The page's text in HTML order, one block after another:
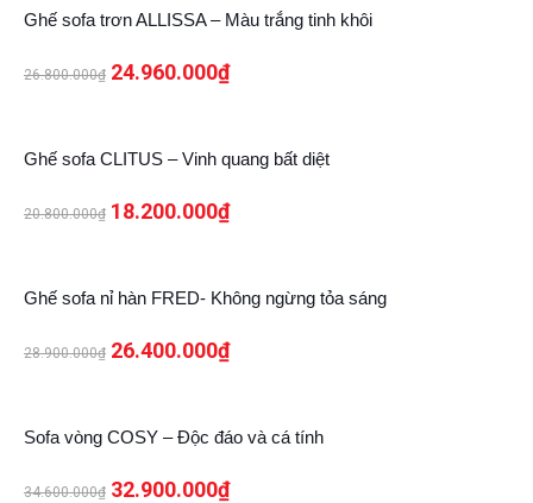
Ghế sofa trơn ALLISSA – Màu trắng tinh khôi
26.800.000₫ 24.960.000₫
Ghế sofa CLITUS – Vinh quang bất diệt
20.800.000₫ 18.200.000₫
Ghế sofa nỉ hàn FRED- Không ngừng tỏa sáng
28.900.000₫ 26.400.000₫
Sofa vòng COSY – Độc đáo và cá tính
34.600.000₫ 32.900.000₫